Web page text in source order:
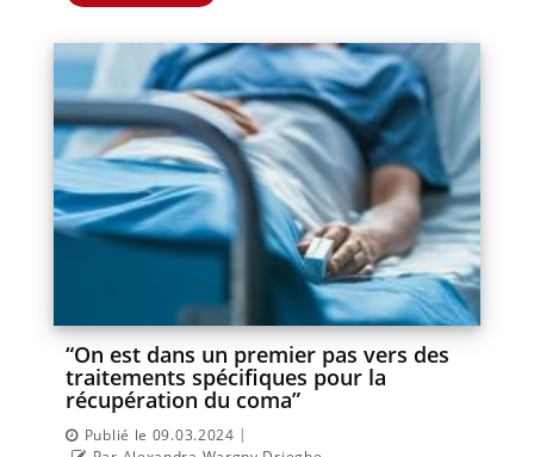
“On est dans un premier pas vers des
traitements spécifiques pour la
récupération du coma”
Publié le 09.03.2024 |